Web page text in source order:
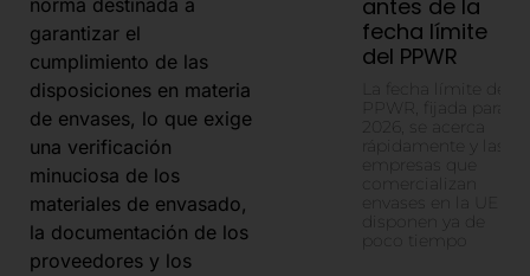
norma destinada a
garantizar el
cumplimiento de las
disposiciones en materia
de envases, lo que exige
una verificación
minuciosa de los
materiales de envasado,
la documentación de los
proveedores y los
antes de la
fecha límite
del PPWR
La fecha límite del
PPWR, fijada para
2026, se acerca
rápidamente y las
empresas que
comercializan
envases en la UE
disponen ya de
poco tiempo